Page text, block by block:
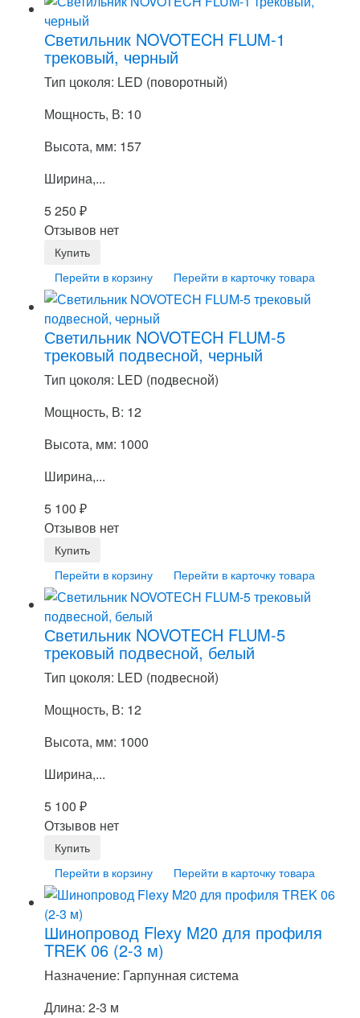
Светильник NOVOTECH FLUM-1
трековый, черный
Тип цоколя: LED (поворотный)
Мощность, В: 10
Высота, мм: 157
Ширина,...
5 250 ₽
Отзывов нет
Перейти в корзину Перейти в карточку товара
Светильник NOVOTECH FLUM-5
трековый подвесной, черный
Тип цоколя: LED (подвесной)
Мощность, В: 12
Высота, мм: 1000
Ширина,...
5 100 ₽
Отзывов нет
Перейти в корзину Перейти в карточку товара
Светильник NOVOTECH FLUM-5
трековый подвесной, белый
Тип цоколя: LED (подвесной)
Мощность, В: 12
Высота, мм: 1000
Ширина,...
5 100 ₽
Отзывов нет
Перейти в корзину Перейти в карточку товара
Шинопровод Flexy M20 для профиля
TREK 06 (2-3 м)
Назначение: Гарпунная система
Длина: 2-3 м